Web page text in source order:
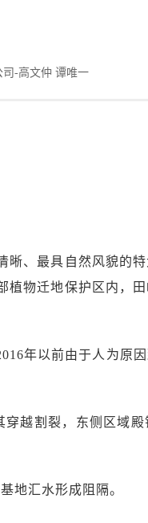
-高文仲 谭唯一
、最具自然风貌的
物迁地保护区内，
年以前由于人为原
越割裂，东侧区域
地汇水形成阻隔。